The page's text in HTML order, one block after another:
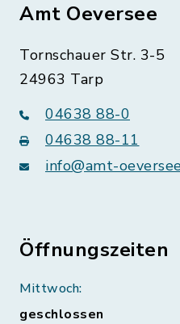
Amt Oeversee
Tornschauer Str. 3-5
24963 Tarp
04638 88-0
04638 88-11
info@amt-
Öffnungszeiten
Mittwoch:
geschlossen